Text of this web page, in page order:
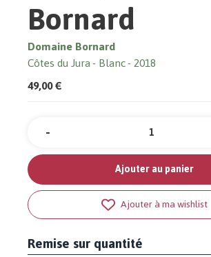
Bornard
Domaine Bornard
Côtes du Jura Blanc 2018
49,00 €
Quantité
-
Ajouter au panier
Ajouter à ma wishlist
Remise sur quantité